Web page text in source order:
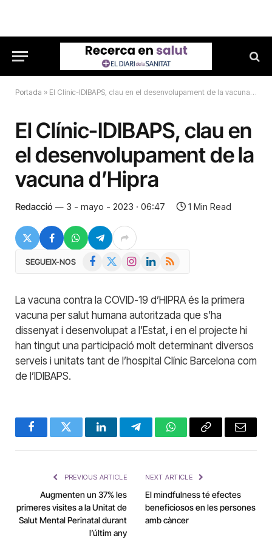
Portada » El Clínic-IDIBAPS, clau en el desenvolupament de la vacuna d’Hipra
El Clínic-IDIBAPS, clau en
el desenvolupament de la
vacuna d’Hipra
Redacció 3 - mayo - 2023 · 06:47 1 Min Read
SEGUEIX-NOS Facebook InstagramLinkedIn
RSS
La vacuna contra la COVID-19 d’HIPRA és la primera
vacuna per salut humana autoritzada que s’ha
dissenyat i desenvolupat a l’Estat, i en el projecte hi
han tingut una participació molt determinant diversos
serveis i unitats tant de l’hospital Clínic Barcelona com
de l’IDIBAPS.
FacebookTwitter LinkedInTelegramWhatsAppCopy
Email
PREVIOUS ARTICLE
Augmenten un 37% les
primeres visites a la Unitat de
Salut Mental Perinatal durant
l’últim any
NEXT ARTICLE
El mindfulness té efectes
beneficiosos en les persones
amb càncer